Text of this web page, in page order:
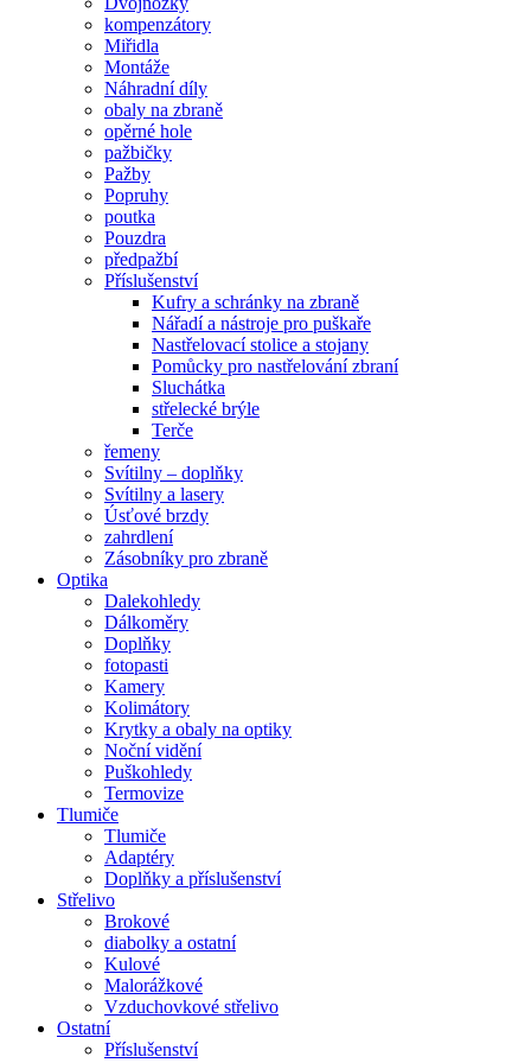
kompenzátory
Miřidla
Montáže
Náhradní díly
obaly na zbraně
opěrné hole
pažbičky
Pažby
Popruhy
poutka
Pouzdra
předpažbí
Příslušenství
Kufry a schránky na zbraně
Nářadí a nástroje pro puškaře
Nastřelovací stolice a stojany
Pomůcky pro nastřelování zbraní
Sluchátka
střelecké brýle
Terče
řemeny
Svítilny – doplňky
Svítilny a lasery
Úsťové brzdy
zahrdlení
Zásobníky pro zbraně
Optika
Dalekohledy
Dálkoměry
Doplňky
fotopasti
Kamery
Kolimátory
Krytky a obaly na optiky
Noční vidění
Puškohledy
Termovize
Tlumiče
Tlumiče
Adaptéry
Doplňky a příslušenství
Střelivo
Brokové
diabolky a ostatní
Kulové
Malorážkové
Vzduchovkové střelivo
Ostatní
Příslušenství